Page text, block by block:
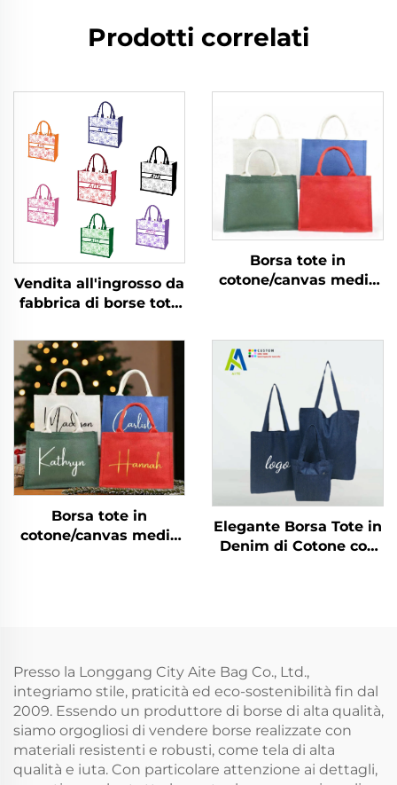
Prodotti correlati
Vendita all'ingrosso da
fabbrica di borse tote
design vintage floreale
con fibbia nascosta e
stampa a
trasferimento termico,
ideali come regalo
Borsa tote in
cotone/canvas media
sposa, con nome
personalizzato e logo a
lettere per pubblicità,
per Natale
Borsa tote in
cotone/canvas media
Elegante Borsa Tote in
Denim di Cotone con
per Portare Libri e
Come Regalo
Presso la Longgang City Aite Bag Co., Ltd.,
integriamo stile, praticità ed eco-sostenibilità fin dal
2009. Essendo un produttore di borse di alta qualità,
siamo orgogliosi di vendere borse realizzate con
materiali resistenti e robusti, come tela di alta
qualità e iuta. Con particolare attenzione ai dettagli,